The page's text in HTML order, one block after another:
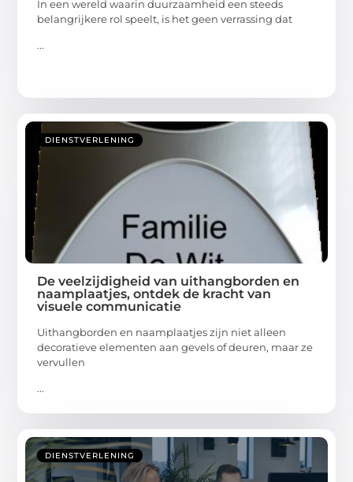
In een wereld waarin duurzaamheid een steeds
belangrijkere rol speelt, is het geen verrassing dat
...
DIENSTVERLENING
De veelzijdigheid van uithangborden en
naamplaatjes, ontdek de kracht van
visuele communicatie
Uithangborden en naamplaatjes zijn niet alleen
decoratieve elementen aan gevels of deuren, maar ze
vervullen
...
DIENSTVERLENING